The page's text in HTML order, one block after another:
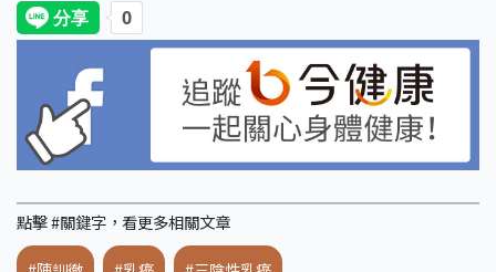
點擊 #關鍵字，看更多相關文章